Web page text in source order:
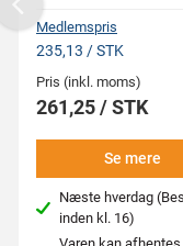
Medlemspris
235,13 / STK
Pris (inkl. moms)
261,25 / STK
Se mere
Næste hverdag
inden kl. 16)
Previous